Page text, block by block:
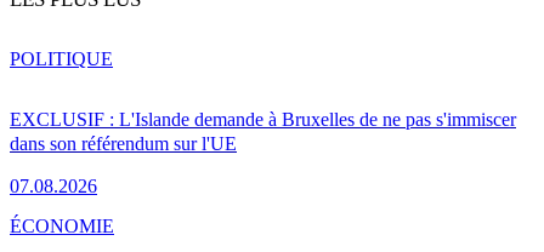
EXCLUSIF : L'Islande demande à Bruxelles de ne pas s'immiscer
dans son référendum sur l'UE
07.08.2026
POLITIQUE
ÉCONOMIE